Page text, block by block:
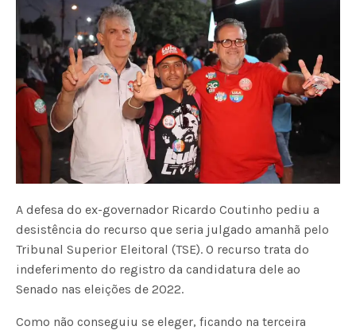
A defesa do ex-governador Ricardo Coutinho pediu a
desistência do recurso que seria julgado amanhã pelo
Tribunal Superior Eleitoral (TSE). O recurso trata do
indeferimento do registro da candidatura dele ao
Senado nas eleições de 2022.
Como não conseguiu se eleger, ficando na terceira